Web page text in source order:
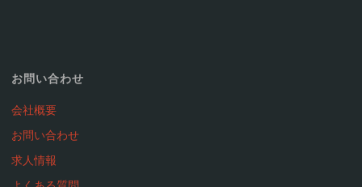
お問い合わせ
会社概要
お問い合わせ
求人情報